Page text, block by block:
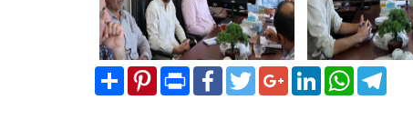
Share Pinterest
Print FacebookTwitterGoogle+LinkedInWhatsApp